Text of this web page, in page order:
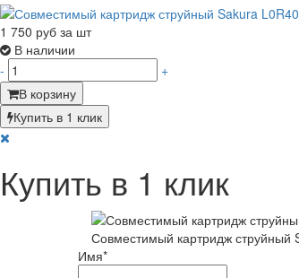
1 750 руб за шт
В наличии
-
+
В корзину
Купить в 1 клик
Купить в 1 клик
Совместимый картридж струйный
Имя*